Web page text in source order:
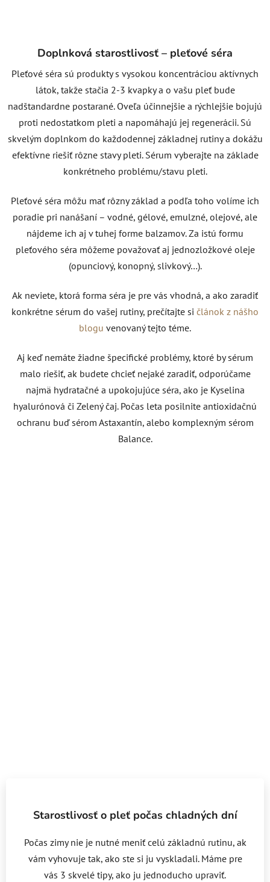
Doplnková starostlivosť – pleťové séra
Pleťové séra sú produkty s vysokou koncentráciou aktívnych
látok, takže stačia 2-3 kvapky a o vašu pleť bude
nadštandardne postarané. Oveľa účinnejšie a rýchlejšie bojujú
proti nedostatkom pleti a napomáhajú jej regenerácii. Sú
skvelým doplnkom do každodennej základnej rutiny a dokážu
efektívne riešiť rôzne stavy pleti. Sérum vyberajte na základe
konkrétneho problému/stavu pleti.
Pleťové séra môžu mať rôzny základ a podľa toho volíme ich
poradie pri nanášaní – vodné, gélové, emulzné, olejové, ale
nájdeme ich aj v tuhej forme balzamov. Za istú formu
pleťového séra môžeme považovať aj jednozložkové oleje
(opunciový, konopný, slivkový…).
Ak neviete, ktorá forma séra je pre vás vhodná, a ako zaradiť
konkrétne sérum do vašej rutiny, prečítajte si článok z nášho
blogu venovaný tejto téme.
Aj keď nemáte žiadne špecifické problémy, ktoré by sérum
malo riešiť, ak budete chcieť nejaké zaradiť, odporúčame
najmä hydratačné a upokojujúce séra, ako je Kyselina
hyalurónová či Zelený čaj. Počas leta posilnite antioxidačnú
ochranu buď sérom Astaxantín, alebo komplexným sérom
Balance.
Starostlivosť o pleť počas chladných dní
Počas zimy nie je nutné meniť celú základnú rutinu, ak
vám vyhovuje tak, ako ste si ju vyskladali. Máme pre
vás 3 skvelé tipy, ako ju jednoducho upraviť.